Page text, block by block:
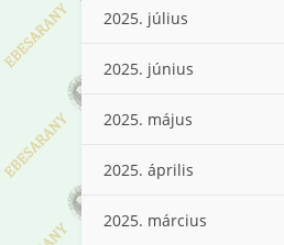
2025. július
2025. június
2025. május
2025. április
2025. március